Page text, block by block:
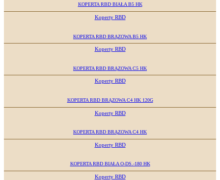
KOPERTA RBD BIAŁA B5 HK
Koperty RBD
KOPERTA RBD BRĄZOWA B5 HK
Koperty RBD
KOPERTA RBD BRĄZOWA C5 HK
Koperty RBD
KOPERTA RBD BRĄZOWA C4 HK 120G
Koperty RBD
KOPERTA RBD BRĄZOWA C4 HK
Koperty RBD
KOPERTA RBD BIAŁA O-DS.-180 HK
Koperty RBD